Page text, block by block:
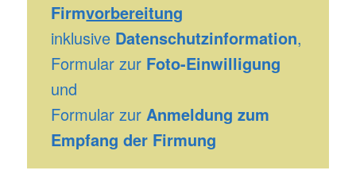
Firmvorbereitung
inklusive Datenschutzinformation,
Formular zur Foto-Einwilligung
und
Formular zurAnmeldung zum
Empfang der Firmung